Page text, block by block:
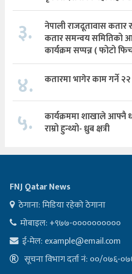
३.
नेपाली राजदूतावास कतार
कतार समन्वय समितिको
कार्यक्रम सप्पन्न ( फोटो
४. कतारमा भागेर काम गर्ने २२
५.
कार्यक्रममा शाखाले आफ्नै
राम्रो हुन्थ्यो- ध्रुब क्षत्री
FNJ Qatar News
ठेगाना: मिडिया रहेको ठेगाना
मोबाइल: +९७७-००००००००००
ई-मेल: example@email.com
सूचना विभाग दर्ता नं: ००/०७६-